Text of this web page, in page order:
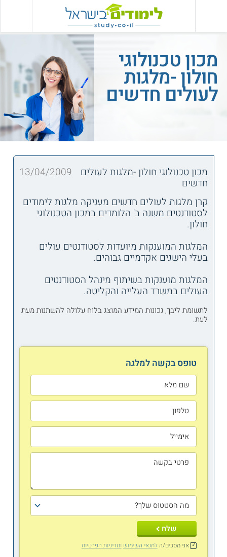
מכון טכנולוגי
חולון -מלגות
לעולים חדשים
מכון טכנולוגי חולון -מלגות לעולים
חדשים
13/04/2009
קרן מלגות לעולים חדשים מעניקה מלגות לימודים
לסטודנטים משנה ב' הלומדים במכון הטכנולוגי
חולון.
המלגות המוענקות מיועדות לסטודנטים עולים
בעלי הישגים אקדמיים גבוהים.
המלגות מוענקות בשיתוף מינהל הסטודנטים
העולים במשרד העלייה והקליטה.
לתשומת ליבך, נכונות המידע המוצג בלוח עלולה להשתנות מעת
לעת.
טופס בקשה למלגה
שלח
אני מסכים/הלתנאי השימוש ומדיניות הפרטיות